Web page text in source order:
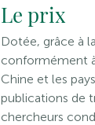
Le prix
Dotée, grâce à
conformément
Chine et les
publications de
chercheurs